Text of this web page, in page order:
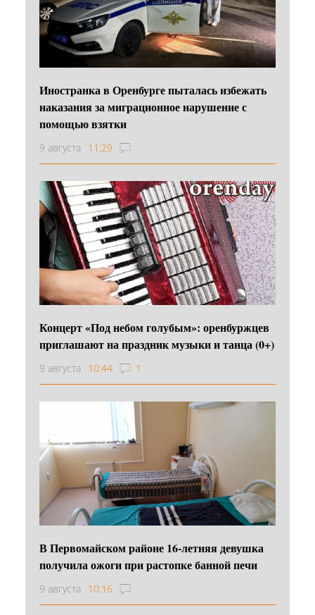
Иностранка в Оренбурге пыталась избежать
наказания за миграционное нарушение с
помощью взятки
9 августа 11:29
Концерт «Под небом голубым»: оренбуржцев
приглашают на праздник музыки и танца (0+)
9 августа 10:44 1
В Первомайском районе 16‑летняя девушка
получила ожоги при растопке банной печи
9 августа 10:16